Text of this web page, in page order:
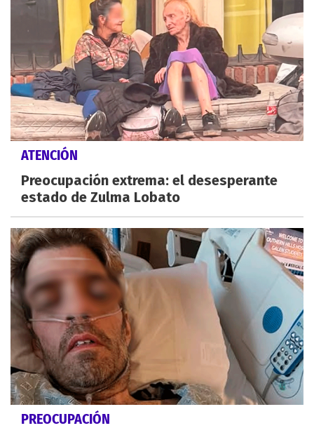
ATENCIÓN
Preocupación extrema: el desesperante
estado de Zulma Lobato
PREOCUPACIÓN